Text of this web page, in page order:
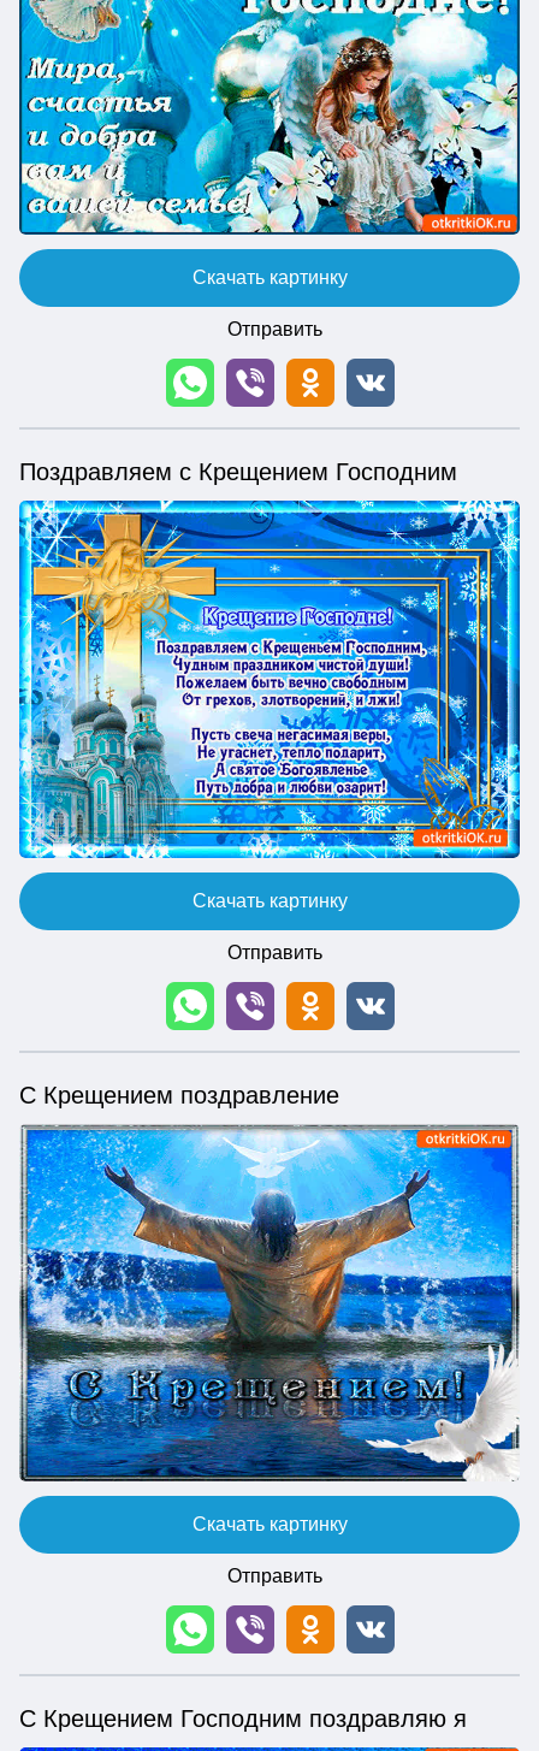
Скачать картинку
Отправить
Поздравляем с Крещением Господним
Скачать картинку
Отправить
С Крещением поздравление
Скачать картинку
Отправить
С Крещением Господним поздравляю я